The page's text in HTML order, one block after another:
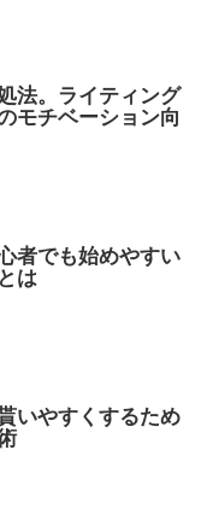
法。ライティング
モチベーション向
者でも始めやすい
は
いやすくするため